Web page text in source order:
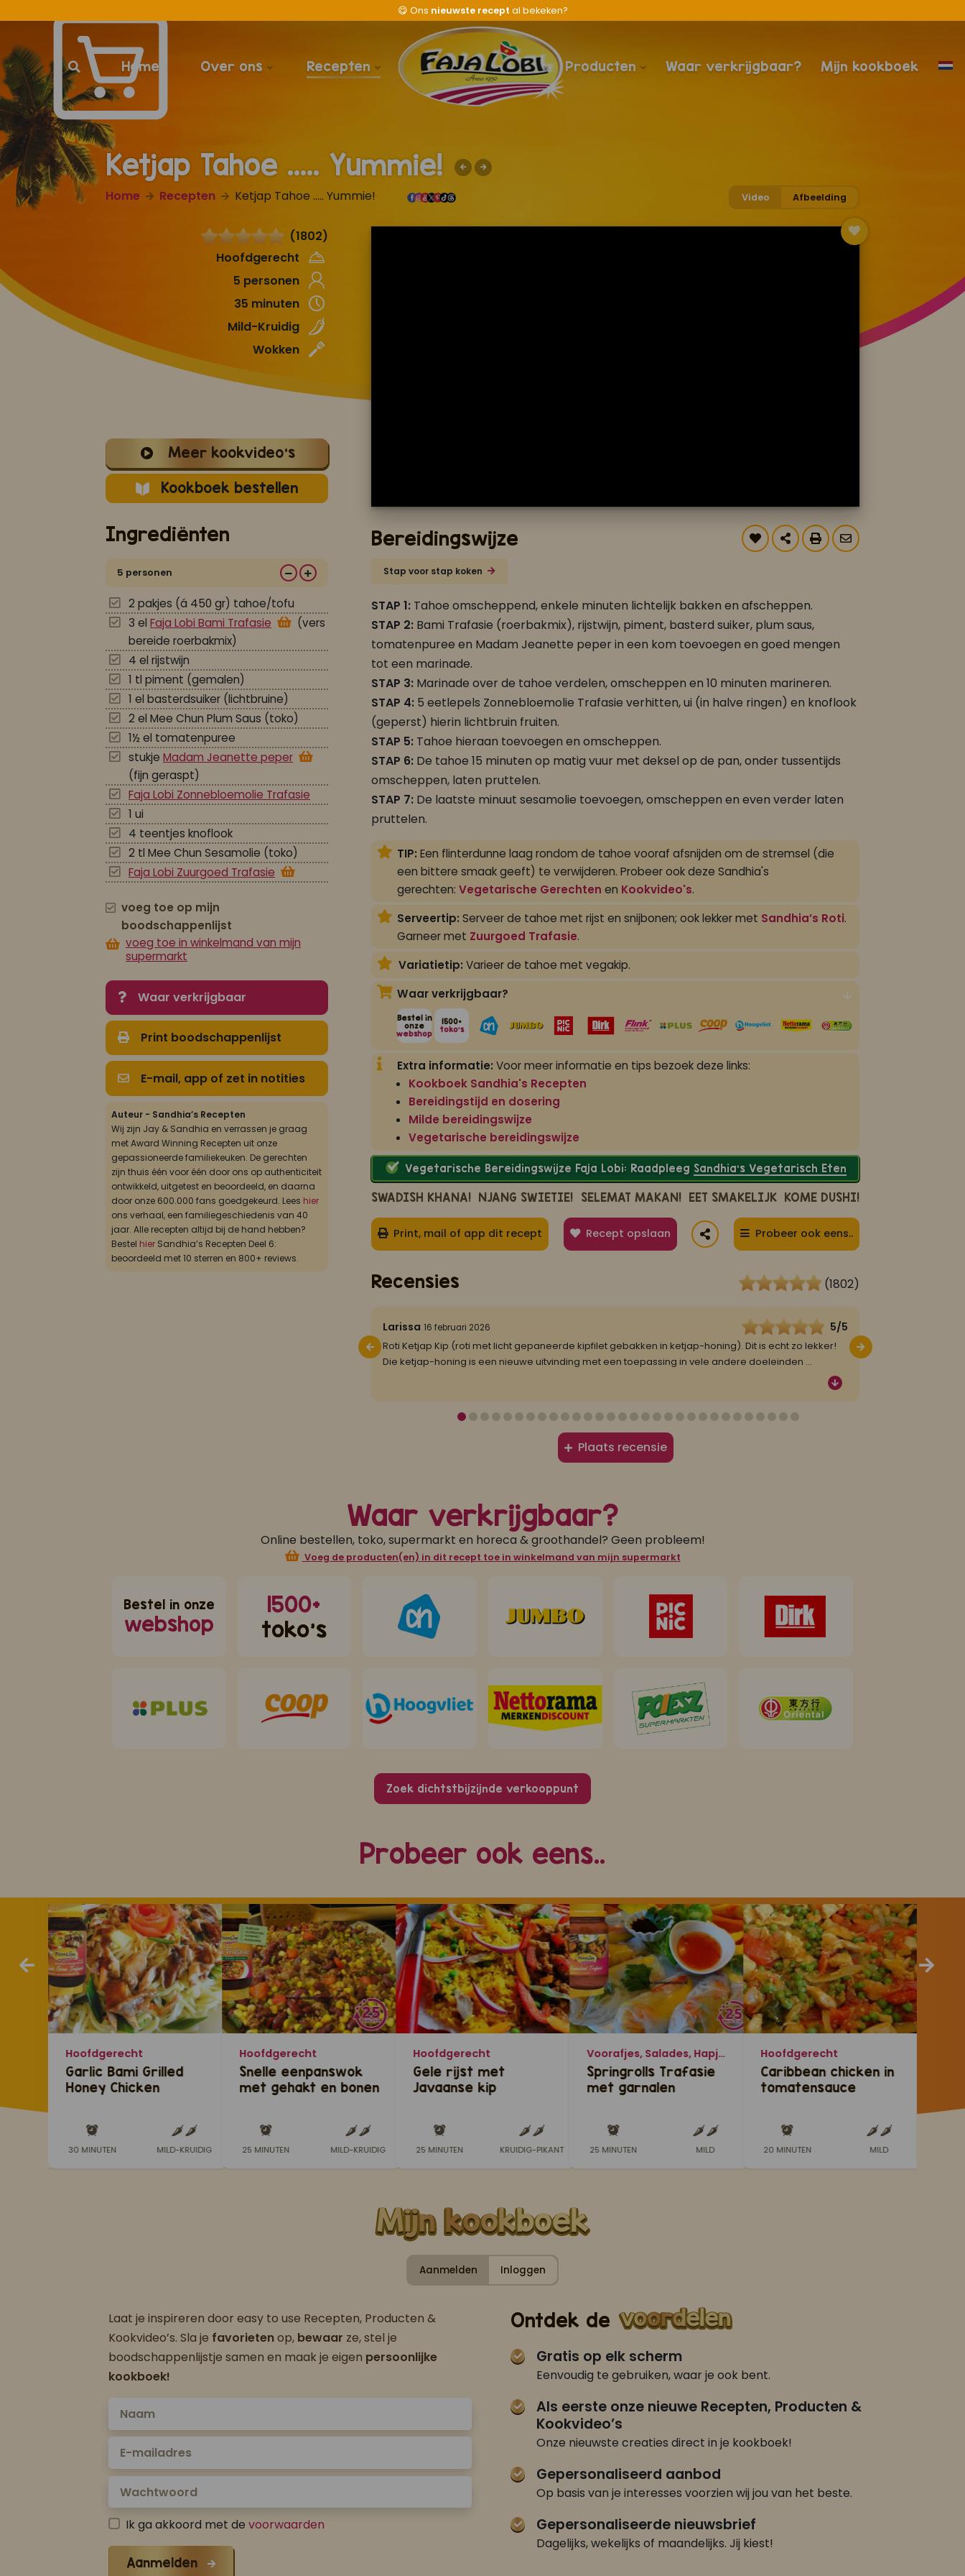
😋 Ons nieuwste recept al bekeken?
Home Over ons Recepten Producten Waar verkrijgbaar? Mijn kookboek
Ketjap Tahoe ..... Yummie!
Home Recepten Ketjap Tahoe ..... Yummie! Video Afbeelding
(1802)
Hoofdgerecht
5 personen
35 minuten
Mild-Kruidig
Wokken
Meer kookvideo's
Kookboek bestellen
Ingrediënten
5 personen
2 pakjes (á 450 gr) tahoe/tofu
3 el Faja Lobi Bami Trafasie
(vers
bereide roerbakmix)
4 el rijstwijn
1 tl piment (gemalen)
1 el basterdsuiker (lichtbruine)
2 el Mee Chun Plum Saus (toko)
1½ el tomatenpuree
stukje Madam Jeanette peper
(fijn geraspt)
Faja Lobi Zonnebloemolie Trafasie
1 ui
4 teentjes knoflook
2 tl Mee Chun Sesamolie (toko)
Faja Lobi Zuurgoed Trafasie
voeg toe op mijn
boodschappenlijst
voeg toe in winkelmand van mijn
supermarkt
Waar verkrijgbaar
Print boodschappenlijst
E-mail, app of zet in notities
Auteur - Sandhia’s Recepten
Wij zijn Jay & Sandhia en verrassen je graag
met Award Winning Recepten uit onze
gepassioneerde familiekeuken. De gerechten
zijn thuis één voor één door ons op authenticiteit
ontwikkeld, uitgetest en beoordeeld, en daarna
door onze 600.000 fans goedgekeurd. Lees hier
ons verhaal, een familiegeschiedenis van 40
jaar. Alle recepten altijd bij de hand hebben?
Bestel hier Sandhia’s Recepten Deel 6:
beoordeeld met 10 sterren en 800+ reviews.
Bereidingswijze
Stap voor stap koken
STAP 1: Tahoe omscheppend, enkele minuten lichtelijk bakken en afscheppen.
STAP 2: Bami Trafasie (roerbakmix), rijstwijn, piment, basterd suiker, plum saus,
tomatenpuree en Madam Jeanette peper in een kom toevoegen en goed mengen
tot een marinade.
STAP 3: Marinade over de tahoe verdelen, omscheppen en 10 minuten marineren.
STAP 4: 5 eetlepels Zonnebloemolie Trafasie verhitten, ui (in halve ringen) en knoflook
(geperst) hierin lichtbruin fruiten.
STAP 5: Tahoe hieraan toevoegen en omscheppen.
STAP 6: De tahoe 15 minuten op matig vuur met deksel op de pan, onder tussentijds
omscheppen, laten pruttelen.
STAP 7: De laatste minuut sesamolie toevoegen, omscheppen en even verder laten
pruttelen.
TIP: Een flinterdunne laag rondom de tahoe vooraf afsnijden om de stremsel (die
een bittere smaak geeft) te verwijderen. Probeer ook deze Sandhia's
gerechten: Vegetarische Gerechten en Kookvideo's.
Serveertip: Serveer de tahoe met rijst en snijbonen; ook lekker met Sandhia’s Roti.
Garneer met Zuurgoed Trafasie.
Variatietip: Varieer de tahoe met vegakip.
Waar verkrijgbaar?
Bestel in
onze
webshop
1500+
toko's
Extra informatie: Voor meer informatie en tips bezoek deze links:
Kookboek Sandhia's Recepten
Bereidingstijd en dosering
Milde bereidingswijze
Vegetarische bereidingswijze
Vegetarische Bereidingswijze Faja Lobi: Raadpleeg Sandhia’s Vegetarisch Eten
SWADISH KHANA! NJANG SWIETIE! SELEMAT MAKAN! EET SMAKELIJK KOME DUSHI!
Print, mail of app dit recept Recept opslaan Probeer ook eens..
Recensies (1802)
Larissa 16 februari 2026 5/5
Roti Ketjap Kip (roti met licht gepaneerde kipfilet gebakken in ketjap-honing). Dit is echt zo lekker!
Die ketjap-honing is een nieuwe uitvinding met een toepassing in vele andere doeleinden ...
Ketjap kip zo
Plaats recensie
Waar verkrijgbaar?
Online bestellen, toko, supermarkt en horeca & groothandel? Geen probleem!
Voeg de producten(en) in dit recept toe in winkelmand van mijn supermarkt
Bestel in onze
webshop
1500+
toko's
Zoek dichtstbijzijnde verkooppunt
Probeer ook eens..
Hoofdgerecht
Garlic Bami Grilled
Honey Chicken
30 MINUTEN MILD-KRUIDIG
Hoofdgerecht
Snelle eenpanswok
met gehakt en bonen
25 MINUTEN MILD-KRUIDIG
Hoofdgerecht
Gele rijst met
Javaanse kip
25 MINUTEN KRUIDIG-PIKANT
Voorafjes, Salades, Hapjes en Lekkernijen
Springrolls Trafasie
met garnalen
25 MINUTEN MILD
Hoofdgerecht
Caribbean chicken in
tomatensauce
20 MINUTEN MILD
Aanmelden Inloggen
Laat je inspireren door easy to use Recepten, Producten &
Kookvideo’s. Sla je favorietenop, bewaar ze, stel je
boodschappenlijstje samen en maak je eigen persoonlijke
kookboek!
Ik ga akkoord met de voorwaarden
Aanmelden
Ontdek de
Gratis op elk scherm
Eenvoudig te gebruiken, waar je ook bent.
Als eerste onze nieuwe Recepten, Producten &
Kookvideo’s
Onze nieuwste creaties direct in je kookboek!
Gepersonaliseerd aanbod
Op basis van je interesses voorzien wij jou van het beste.
Gepersonaliseerde nieuwsbrief
Dagelijks, wekelijks of maandelijks. Jij kiest!